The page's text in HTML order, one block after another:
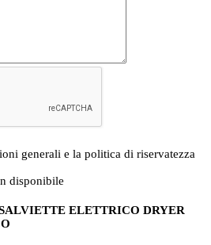
generali e la politica di riservatezza
disponibile
ELETTRICO DRYER